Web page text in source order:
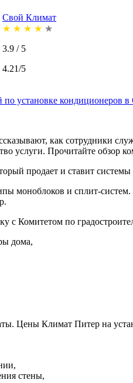
Свой Климат
★ ★ ★ ★ ★
3.9 / 5
4.21/5
установке кондиционеров в
как сотрудники
услуги. Прочитайте обзор
продает и ставит
моноблоков и сплит-
с Комитетом по
дома,
Цены Климат Питер на
стены,